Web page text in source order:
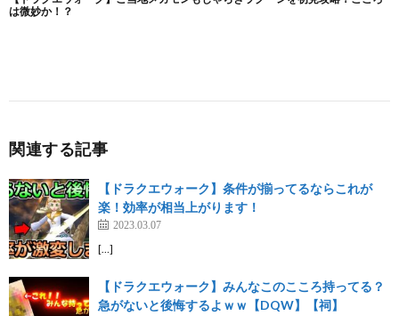
関連する記事
【ドラクエウォーク】条件が揃ってるならこれが
楽！効率が相当上がります！
2023.03.07
[…]
【ドラクエウォーク】みんなこのこころ持ってる？
急がないと後悔するよｗｗ【DQW】【祠】